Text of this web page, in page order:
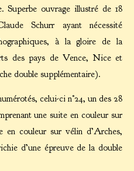
Superbe ouvrage illustré de 18
Schurr ayant nécessité
à la gloire de la
des pays de Vence, Nice et
double supplémentaire).
celui-ci n°24, un des 28
une suite en couleur sur
en couleur sur vélin d’Arches,
d’une épreuve de la double